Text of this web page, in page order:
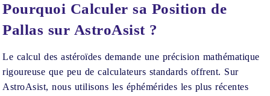
Pourquoi Calculer sa Position de
Pallas sur AstroAsist ?
Le calcul des astéroïdes demande une précision mathématique
rigoureuse que peu de calculateurs standards offrent. Sur
AstroAsist, nous utilisons les éphémérides les plus récentes